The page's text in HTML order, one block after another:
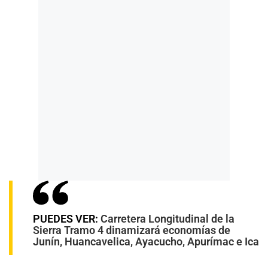
PUEDES VER: Carretera Longitudinal de la
Sierra Tramo 4 dinamizará economías de
Junín, Huancavelica, Ayacucho, Apurímac e Ica